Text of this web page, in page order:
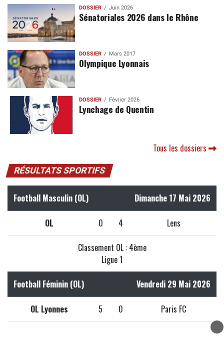
DOSSIER Juin 2026
Sénatoriales 2026 dans le Rhône
DOSSIER Mars 2017
Olympique Lyonnais
DOSSIER Février 2026
Lynchage de Quentin
Tous les dossiers
RÉSULTATS SPORTIFS
Football Masculin (OL) Dimanche 17 Mai 2026
OL 0 4 Lens
Classement OL : 4ème
Ligue 1
Football Féminin (OL) Vendredi 29 Mai 2026
OL Lyonnes 5 0 Paris FC